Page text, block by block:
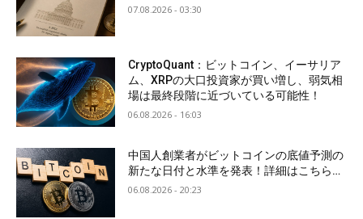
07.08.2026 - 03:30
CryptoQuant：ビットコイン、イーサリア
ム、XRPの大口投資家が買い増し、弱気相
場は最終段階に近づいている可能性！
06.08.2026 - 16:03
中国人創業者がビットコインの底値予測の
新たな日付と水準を発表！詳細はこちら…
06.08.2026 - 20:23